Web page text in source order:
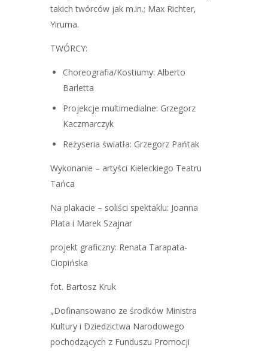
takich twórców jak m.in.; Max Richter,
Yiruma.
TWÓRCY:
Choreografia/Kostiumy: Alberto
Barletta
Projekcje multimedialne: Grzegorz
Kaczmarczyk
Reżyseria światła: Grzegorz Pańtak
Wykonanie – artyści Kieleckiego Teatru
Tańca
Na plakacie – soliści spektaklu: Joanna
Plata i Marek Szajnar
projekt graficzny: Renata Tarapata-
Ciopińska
fot. Bartosz Kruk
„Dofinansowano ze środków Ministra
Kultury i Dziedzictwa Narodowego
pochodzących z Funduszu Promocji